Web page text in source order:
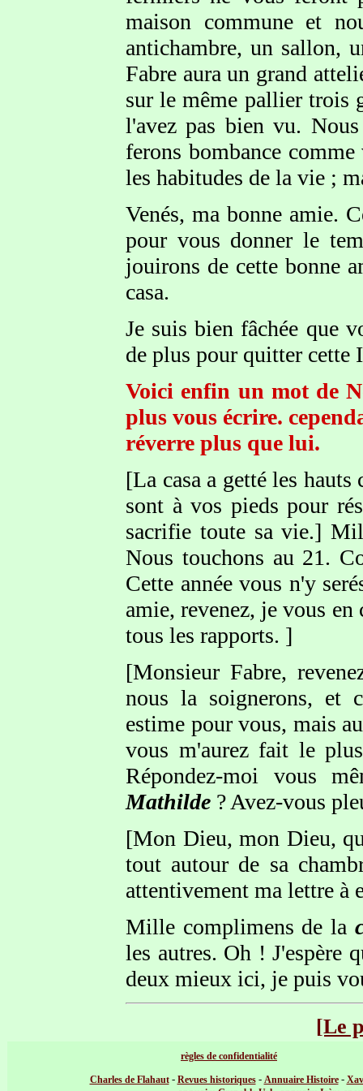
maison commune et
antichambre, un sallon,
Fabre aura un grand
sur le même pallier trois
l'avez pas bien vu.
ferons bombance
les habitudes de la vie ;
Venés, ma bonne amie.
pour vous donner le
jouirons de cette bonne
casa.
Je suis bien fâchée que
de plus pour quitter cette
Voici enfin un mot de
plus vous écrire.
réverre plus que lui.
[La casa a getté les
sont à vos pieds pour
sacrifie toute sa vie.]
Nous touchons au 21.
Cette année vous n'y
amie, revenez, je vous
tous les rapports. ]
[Monsieur Fabre,
nous la soignerons, et
estime pour vous, mais
vous m'aurez fait le
Répondez-moi vous
Mathilde ? Avez-vous
[Mon Dieu, mon Dieu,
tout autour de sa
attentivement ma lettre à
Mille complimens de la
les autres. Oh ! J'espère
deux mieux ici, je puis
[Le
règles de confidentialité
Charles de Flahaut- Revues historiques- Annuaire Histoire-